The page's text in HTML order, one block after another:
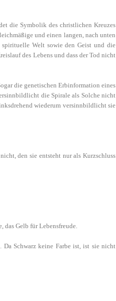
die Symbolik des christlichen Kreuzes
und einen langen, nach unten
Welt sowie den Geist und die
des Lebens und dass der Tod nicht
die genetischen Erbinformation eines
die Spirale als Solche nicht
wiederum versinnbildlicht sie
den sie entsteht nur als Kurzschluss
Gelb für Lebensfreude.
Schwarz keine Farbe ist, ist sie nicht